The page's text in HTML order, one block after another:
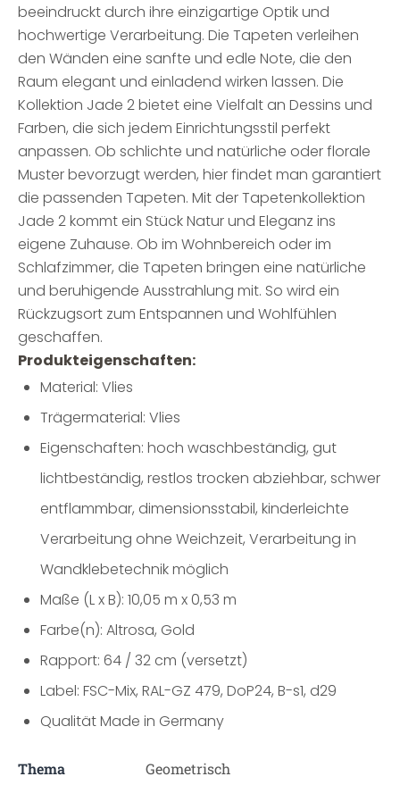
beeindruckt durch ihre einzigartige Optik und
hochwertige Verarbeitung. Die Tapeten verleihen
den Wänden eine sanfte und edle Note, die den
Raum elegant und einladend wirken lassen. Die
Kollektion Jade 2 bietet eine Vielfalt an Dessins und
Farben, die sich jedem Einrichtungsstil perfekt
anpassen. Ob schlichte und natürliche oder florale
Muster bevorzugt werden, hier findet man garantiert
die passenden Tapeten. Mit der Tapetenkollektion
Jade 2 kommt ein Stück Natur und Eleganz ins
eigene Zuhause. Ob im Wohnbereich oder im
Schlafzimmer, die Tapeten bringen eine natürliche
und beruhigende Ausstrahlung mit. So wird ein
Rückzugsort zum Entspannen und Wohlfühlen
geschaffen.
Produkteigenschaften:
Material: Vlies
Trägermaterial: Vlies
Eigenschaften: hoch waschbeständig, gut
lichtbeständig, restlos trocken abziehbar, schwer
entflammbar, dimensionsstabil, kinderleichte
Verarbeitung ohne Weichzeit, Verarbeitung in
Wandklebetechnik möglich
Maße (L x B): 10,05 m x 0,53 m
Farbe(n): Altrosa, Gold
Rapport: 64 / 32 cm (versetzt)
Label: FSC-Mix, RAL-GZ 479, DoP24, B-s1, d29
Qualität Made in Germany
Thema Geometrisch